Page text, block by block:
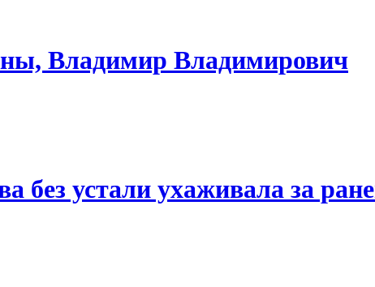
Владимир Владимирович
без устали ухаживала за